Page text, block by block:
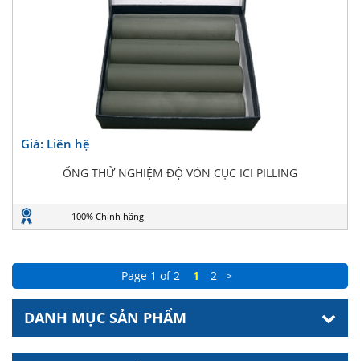
Giá: Liên hệ
ỐNG THỬ NGHIỆM ĐỘ VÓN CỤC ICI PILLING
100% Chính hãng
Page 1 of 2 1 2 >
DANH MỤC SẢN PHẨM